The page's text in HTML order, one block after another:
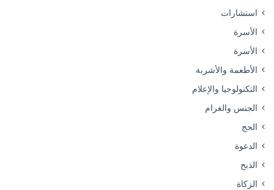
استشارات
الأسرة
الأسرة
الأطعمة والأشربة
التكنولوجيا والإعلام
الجنس والغرام
الحج
الدعوة
الذبح
الزكاة